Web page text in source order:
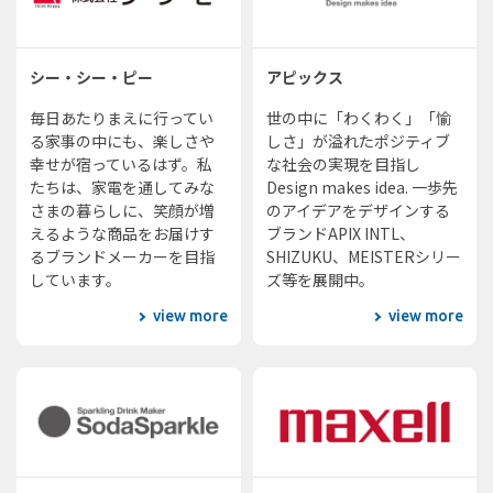
シー・シー・ピー
毎日あたりまえに行ってい
る家事の中にも、楽しさや
幸せが宿っているはず。私
たちは、家電を通してみな
さまの暮らしに、笑顔が増
えるような商品をお届けす
るブランドメーカーを目指
しています。
view more
アピックス
世の中に「わくわく」「愉
しさ」が溢れたポジティブ
な社会の実現を目指し
Design makes idea. 一歩先
のアイデアをデザインする
ブランドAPIX INTL、
SHIZUKU、MEISTERシリー
ズ等を展開中。
view more